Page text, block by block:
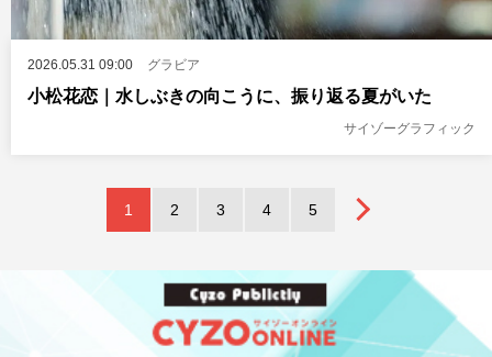
2026.05.31 09:00 グラビア
小松花恋｜水しぶきの向こうに、振り返る夏がいた
サイゾーグラフィック
1 2 3 4 5